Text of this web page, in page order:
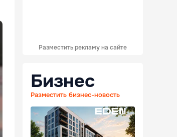
Разместить рекламу на сайте
Бизнес
Разместить бизнес-новость